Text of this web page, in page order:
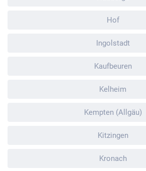
Hof
Ingolstadt
Kaufbeuren
Kelheim
Kempten (Allgäu)
Kitzingen
Kronach